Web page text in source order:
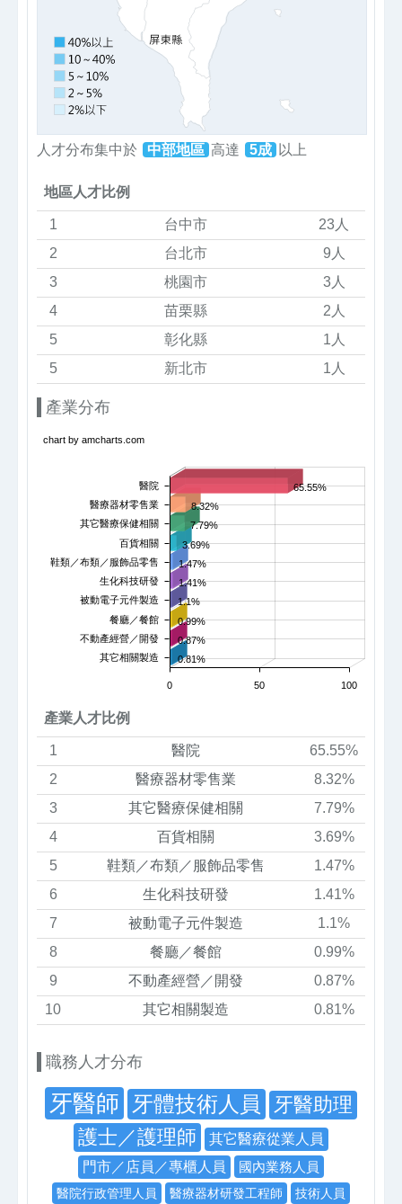
人才分布集中於 中部地區 高達 5成 以上
地區人才比例
1 台中市
23人
2
台北市
9人
3
桃園市
3人
4
苗栗縣
2人
5
彰化縣
1人
5
新北市 1人
產業分布
醫院
醫療器材零售業
其它醫療保健相關
百貨相關
鞋類／布類／服飾品零售
生化科技研發
被動電子元件製造
餐廳／餐館
不動產經營／開發
其它相關製造
0 50 100
65.55%
8.32%
7.79%
3.69%
1.47%
1.41%
1.1%
0.99%
0.87%
0.81%
chart by amcharts.com
產業人才比例
1 醫院
65.55%
2
醫療器材零售業
8.32%
3
其它醫療保健相關
7.79%
4
百貨相關
3.69%
5
鞋類／布類／服飾品零售
1.47%
6
生化科技研發
1.41%
7
被動電子元件製造
1.1%
8
餐廳／餐館
0.99%
9
不動產經營／開發
0.87%
10
其它相關製造 0.81%
職務人才分布
牙醫師 牙體技術人員
牙醫助理
護士／護理師
其它醫療從業人員
門市／店員／專櫃人員
國內業務人員
醫院行政管理人員 醫療器材研發工程師 技術人員